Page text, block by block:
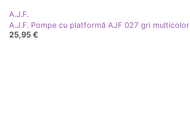
A.J.F.
A.J.F. Pompe cu platformă AJF 027 gri multicolor
25,95 €